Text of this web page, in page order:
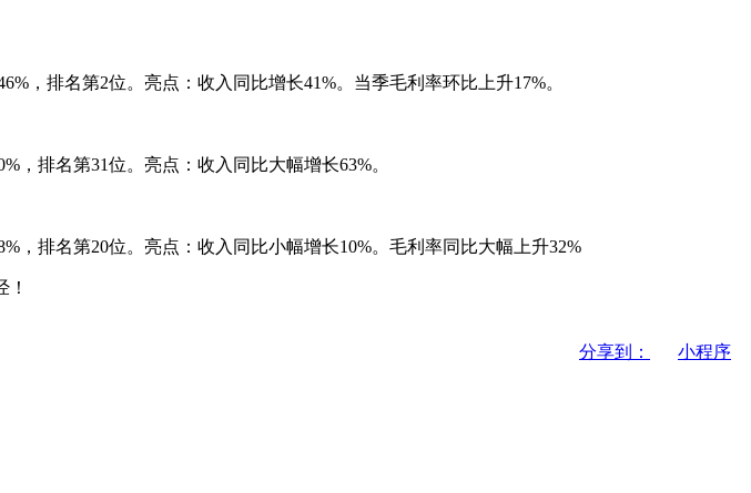
，排名第2位。亮点：收入同比增长41%。当季毛利率环比上升17%。
排名第31位。亮点：收入同比大幅增长63%。
排名第20位。亮点：收入同比小幅增长10%。毛利率同比大幅上升32%
分享到：
小程序